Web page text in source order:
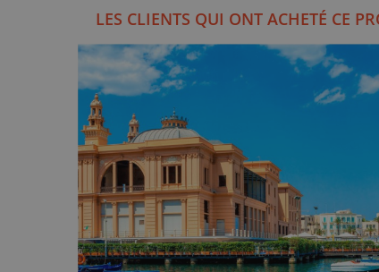
LES CLIENTS QUI ONT ACHETÉ CE